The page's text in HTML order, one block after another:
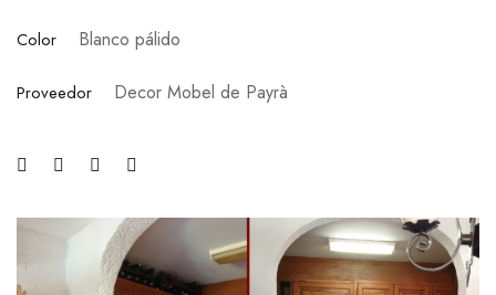
Color Blanco pálido
Proveedor Decor Mobel de Payrà